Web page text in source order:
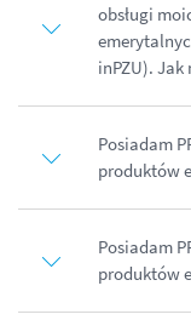
obsługi
inPZU). Jak
Posiadam
produktów
Posiadam
produktów